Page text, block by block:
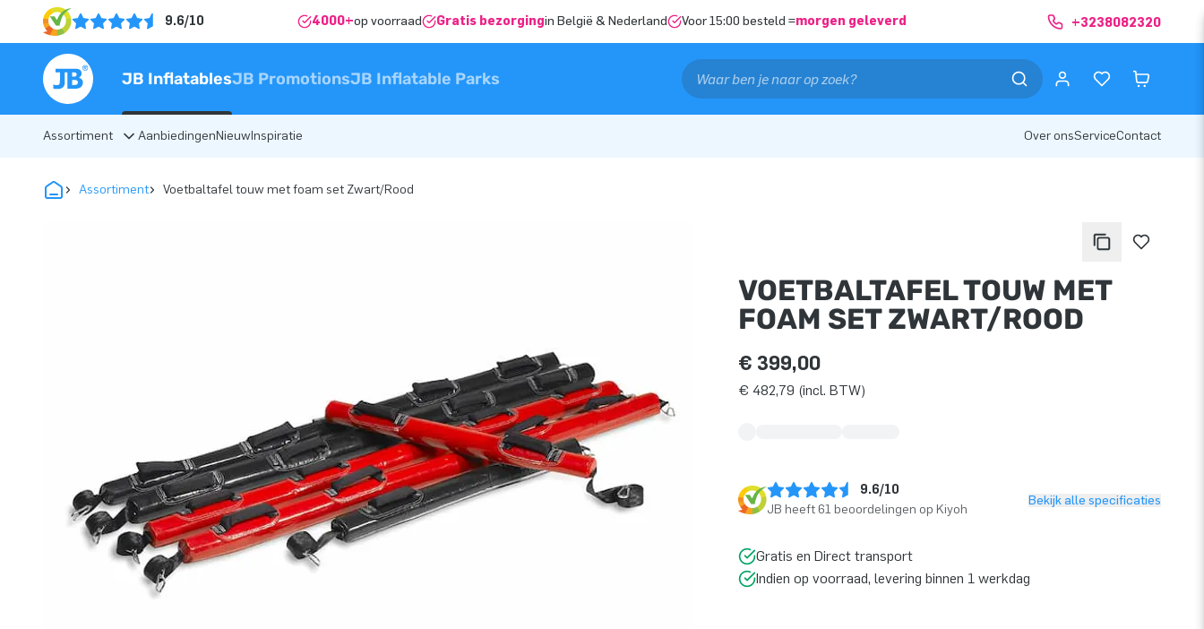
9.6/10 4000+op voorraad Gratis bezorgingin België & Nederland Voor 15:00 besteld =morgen geleverd +3238082320
JB InflatablesJB PromotionsJB Inflatable Parks
Assortiment AanbiedingenNieuwInspiratie Over onsServiceContact
Assortiment Voetbaltafel touw met foam set Zwart/Rood
VOETBALTAFEL TOUW MET
FOAM SET ZWART/ROOD
€ 399,00
€ 482,79 (incl. BTW)
9.6/10
JB heeft 61 beoordelingen op Kiyoh
Bekijk alle specificaties
Gratis en Direct transport
Indien op voorraad, levering binnen 1 werkdag